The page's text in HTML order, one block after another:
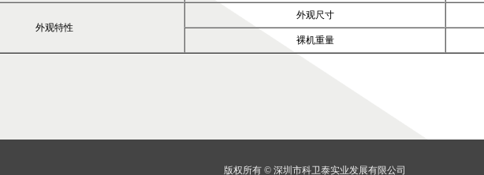
外观特性
外观尺寸
裸机重量
版权所有 © 深圳市科卫泰实业发展有限公司